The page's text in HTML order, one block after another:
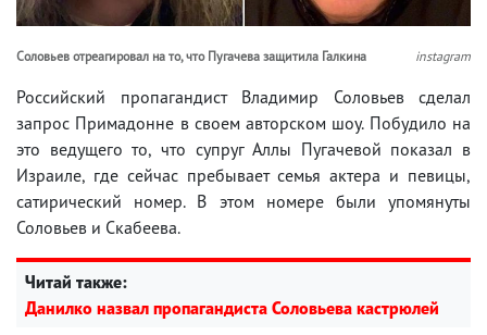
Соловьев отреагировал на то, что Пугачева защитила Галкина instagram
Российский пропагандист Владимир Соловьев сделал
запрос Примадонне в своем авторском шоу. Побудило на
это ведущего то, что супруг Аллы Пугачевой показал в
Израиле, где сейчас пребывает семья актера и певицы,
сатирический номер. В этом номере были упомянуты
Соловьев и Скабеева.
Читай также:
Данилко назвал пропагандиста Соловьева кастрюлей